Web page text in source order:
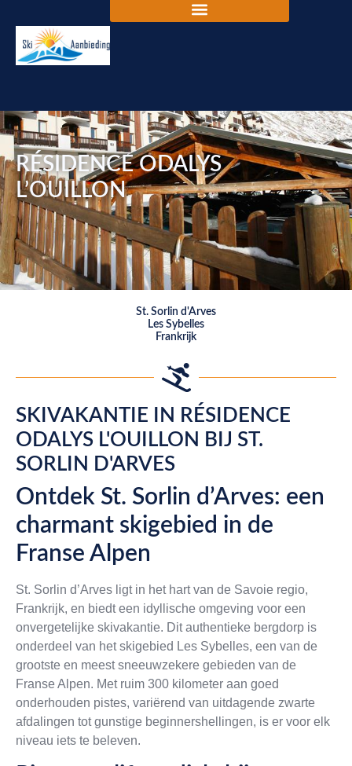
RÉSIDENCE ODALYS
L’OUILLON
St. Sorlin d'Arves
Les Sybelles
Frankrijk
SKIVAKANTIE IN RÉSIDENCE
ODALYS L'OUILLON BIJ ST.
SORLIN D'ARVES
Ontdek St. Sorlin d’Arves: een
charmant skigebied in de
Franse Alpen
St. Sorlin d’Arves ligt in het hart van de Savoie regio,
Frankrijk, en biedt een idyllische omgeving voor een
onvergetelijke skivakantie. Dit authentieke bergdorp is
onderdeel van het skigebied Les Sybelles, een van de
grootste en meest sneeuwzekere gebieden van de
Franse Alpen. Met ruim 300 kilometer aan goed
onderhouden pistes, variërend van uitdagende zwarte
afdalingen tot gunstige beginnershellingen, is er voor elk
niveau iets te beleven.